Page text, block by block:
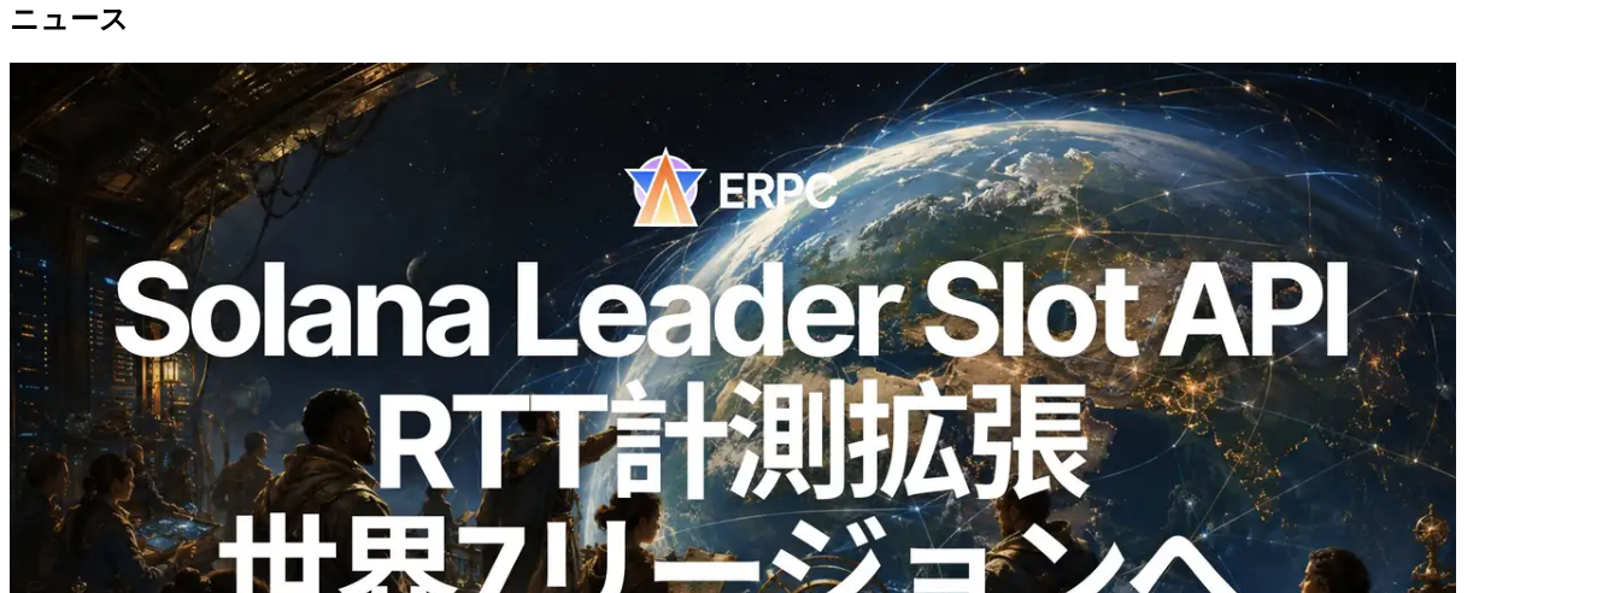
ニュース